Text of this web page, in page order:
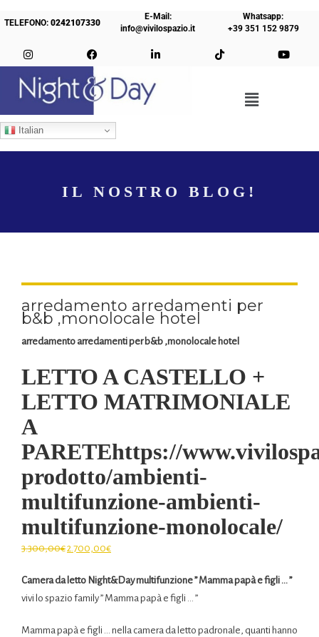
TELEFONO:0242107330
E-Mail:
info@vivilospazio.it
Whatsapp:
+39 351 152 9879
Italian
IL NOSTRO BLOG!
arredamento arredamenti per
b&b ,monolocale hotel
arredamento arredamenti per b&b ,monolocale hotel
LETTO A CASTELLO +
LETTO MATRIMONIALE
A
PARETEhttps://
prodotto/ambienti-
multifunzione-ambienti-
multifunzione-monolocale/
3.300,00€2.700,00€
Camera da letto Night&Day multifunzione ” Mamma papà e figli … ”
vivi lo spazio family ” Mamma papà e figli … ”
Mamma papà e figli … nella camera da letto padronale, quanti hanno